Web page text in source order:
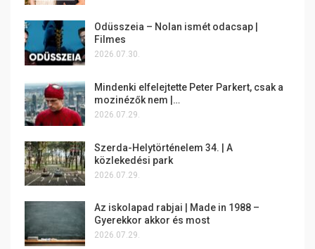
Odüsszeia – Nolan ismét odacsap |
Filmes
2026.07.30.
Mindenki elfelejtette Peter Parkert, csak a
mozinézők nem |…
2026.07.29.
Szerda-Helytörténelem 34. | A
közlekedési park
2026.07.29.
Az iskolapad rabjai | Made in 1988 –
Gyerekkor akkor és most
2026.07.29.